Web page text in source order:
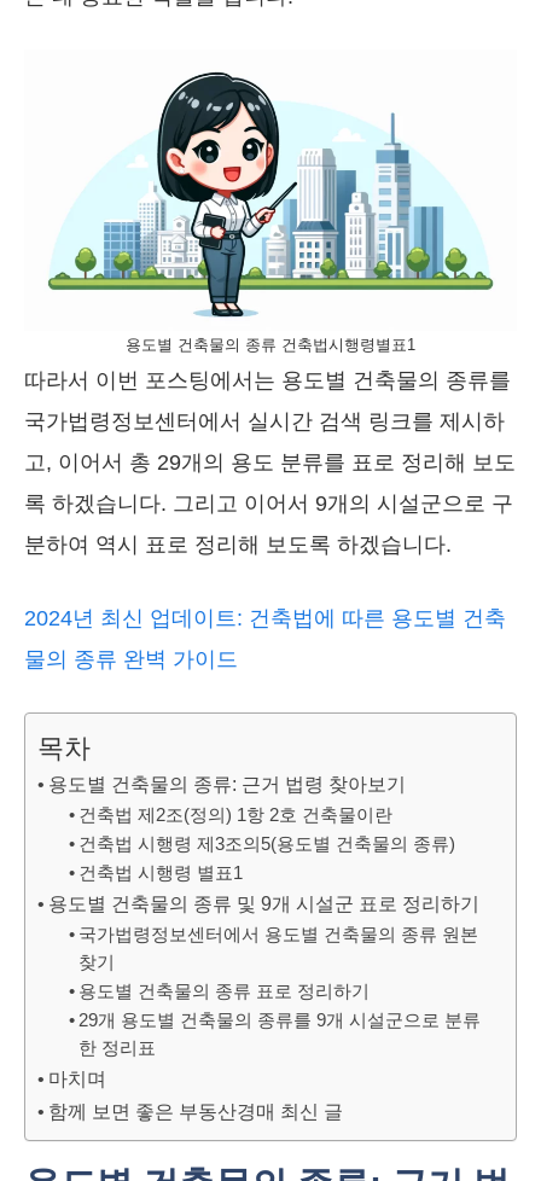
용도별 건축물의 종류 건축법시행령별표1
따라서 이번 포스팅에서는 용도별 건축물의 종류를
국가법령정보센터에서 실시간 검색 링크를 제시하
고, 이어서 총 29개의 용도 분류를 표로 정리해 보도
록 하겠습니다. 그리고 이어서 9개의 시설군으로 구
분하여 역시 표로 정리해 보도록 하겠습니다.
2024년 최신 업데이트: 건축법에 따른 용도별 건축
물의 종류 완벽 가이드
목차
용도별 건축물의 종류: 근거 법령 찾아보기
건축법 제2조(정의) 1항 2호 건축물이란
건축법 시행령 제3조의5(용도별 건축물의 종류)
건축법 시행령 별표1
용도별 건축물의 종류 및 9개 시설군 표로 정리하기
국가법령정보센터에서 용도별 건축물의 종류 원본
찾기
용도별 건축물의 종류 표로 정리하기
29개 용도별 건축물의 종류를 9개 시설군으로 분류
한 정리표
마치며
함께 보면 좋은 부동산경매 최신 글